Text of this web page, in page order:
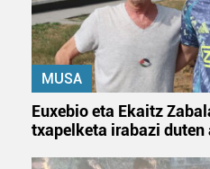
MUSA
Euxebio eta Ekaitz
txapelketa irabazi